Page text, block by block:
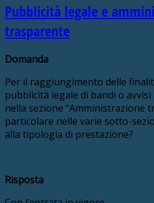
Pubblicità legale e
trasparente
Domanda
Per il raggiungimento delle
pubblicità legale di bandi o
nella sezione “Amministrazione
particolare nelle varie sotto-
alla tipologia di prestazione?
Risposta